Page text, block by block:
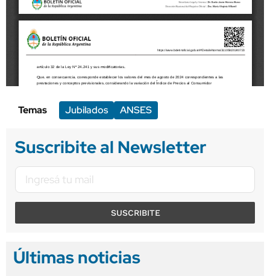
Temas Jubilados ANSES
Suscribite al Newsletter
SUSCRIBITE
Últimas noticias